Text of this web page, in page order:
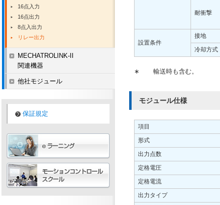
耐衝撃
設置条件
接地
冷却方式
∗ 輸送時も含む。
モジュール仕様
項目
形式
出力点数
定格電圧
定格電流
出力タイプ
16点入力
16点出力
8点入出力
リレー出力
MECHATROLINK-II
関連機器
他社モジュール
保証規定